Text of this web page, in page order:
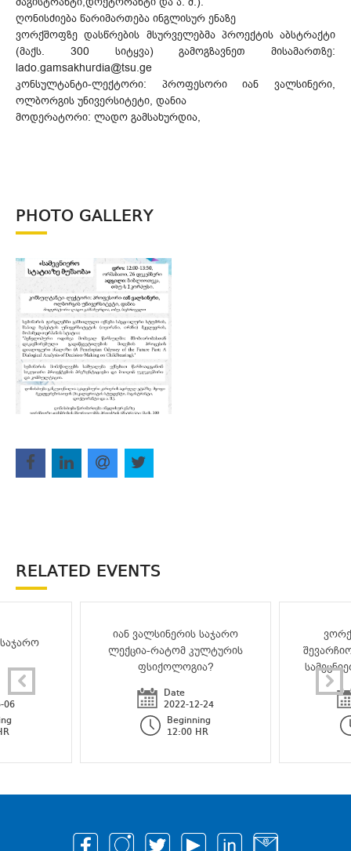
ღონისძიება წარიმართება ინგლისურ ენაზე
ვორქშოფზე დასწრების მსურველებმა პროექტის აბსტრაქტი
(მაქს. 300 სიტყვა) გამოგზავნეთ მისამართზე:
lado.gamsakhurdia@tsu.ge
კონსულტანტი-ლექტორი: პროფესორი იან ვალსინერი,
ოლბორგის უნივერსიტეტი, დანია
მოდერატორი: ლადო გამსახურდია,
PHOTO GALLERY
RELATED EVENTS
06
იან ვალსინერის საჯარო
ლექცია-რატომ კულტურის
ფსიქოლოგია?
Date
2022-12-24
Beginning
12:00 HR